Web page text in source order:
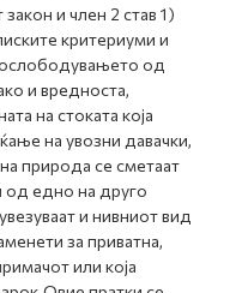
и член 2 став 1)
критериуми и
од
и вредноста,
на стоката која
на увозни давачки,
природа се сметаат
од едно на друго
и нивниот вид
за приватна,
или која